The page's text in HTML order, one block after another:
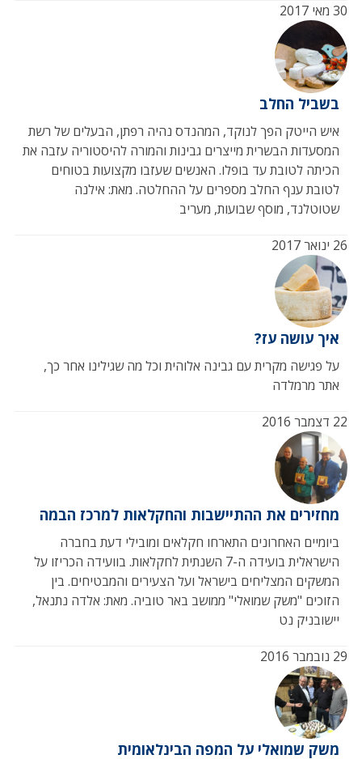
בשביל החלב
איש הייטק הפך לנוקד, המהנדס נהיה רפתן, הבעלים של רשת
המסעדות הבשרית מייצרים גבינות והמורה להיסטוריה עזבה את
הכיתה לטובת עד בופלו. האנשים שעזבו מקצועות בטוחים
לטובת ענף החלב מספרים על ההחלטה. מאת: אילנה
שטוטלנד, מוסף שבועות, מעריב
30 מאי 2017
איך עושה עז?
על פגישה מקרית עם גבינה אלוהית וכל מה שגילינו אחר כך,
אתר מרמלדה
26 ינואר 2017
מחזירים את ההתיישבות והחקלאות למרכז הבמה
ביומיים האחרונים התארחו חקלאים ומובילי דעת בחברה
הישראלית בועידה ה-7 השנתית לחקלאות. בוועידה הכריזו על
המשקים המצליחים בישראל ועל הצעירים והמבטיחים. בין
הזוכים "משק שמואלי" ממושב באר טוביה. מאת: אלדה נתנאל,
יישובניק נט
22 דצמבר 2016
משק שמואלי על המפה הבינלאומית
29 נובמבר 2016